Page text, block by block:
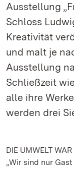
Ausstellung
Schloss
Kreativität
und malt je
Ausstellung
Schließzeit
alle ihre
werden drei
DIE UMWELT
„Wir sind nur